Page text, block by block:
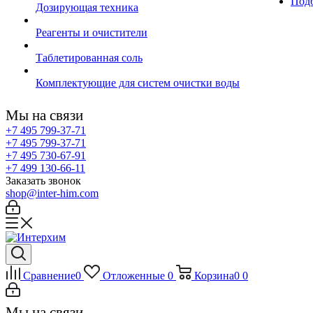
Дозирующая техника
Реагенты и очистители
Таблетированная соль
Комплектующие для систем очистки воды
Мы на связи
+7 495 799-37-71
+7 495 799-37-71
+7 495 730-67-91
+7 499 130-66-11
Заказать звонок
shop@inter-him.com
Сравнение0 Отложенные 0 Корзина0 0